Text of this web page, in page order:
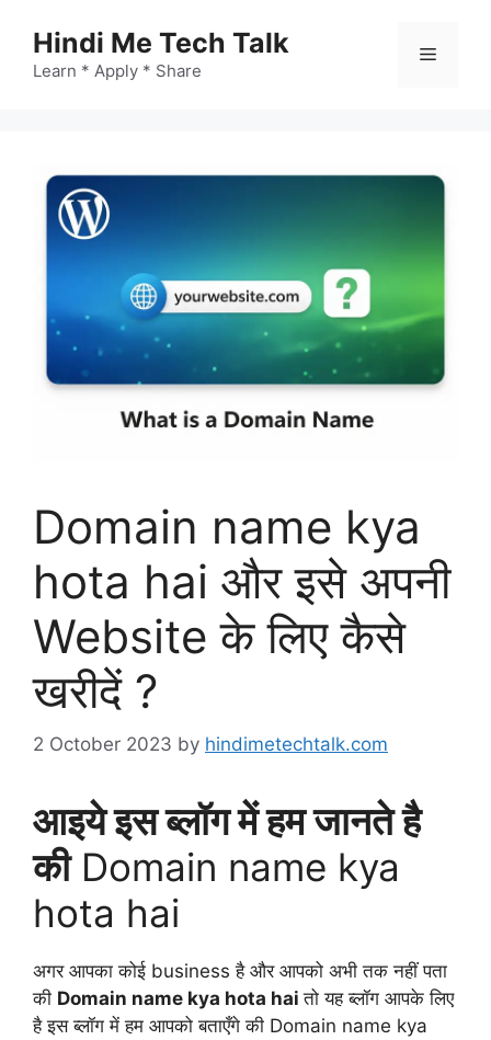
content
Hindi Me Tech Talk
Learn * Apply * Share
Menu
Domain name kya
hota hai और इसे अपनी
Website के लिए कैसे
खरीदें ?
2 October 2023 by hindimetechtalk.com
आइये इस ब्लॉग में हम जानते है
कीDomain name kya
hota hai
अगर आपका कोई business है और आपको अभी तक नहीं पता
की Domain name kya hota haiतो यह ब्लॉग आपके लिए
है इस ब्लॉग में हम आपको बताएँगे की Domain name kya